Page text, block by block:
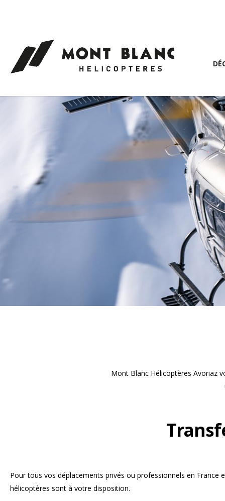
Mont Blanc Hélicoptères Avoriaz
Pour tous vos déplacements privés ou professionnels en France
hélicoptères sont à votre disposition.